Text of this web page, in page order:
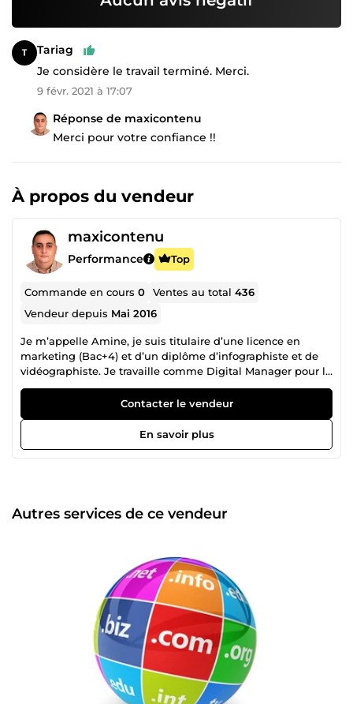
Tariag
Je considère le travail terminé. Merci.
9 févr. 2021 à 17:07
Réponse de maxicontenu
Merci pour votre confiance !!
À propos du vendeur
maxicontenu
Performance Top
Commande en cours0 Ventes au total436
Vendeur depuis Mai 2016
Je m’appelle Amine, je suis titulaire d’une licence en
marketing (Bac+4) et d’un diplôme d’infographiste et de
vidéographiste. Je travaille comme Digital Manager pour la
société Carrefour. Je vous propose différents services dans
les domaines du marketing, de l’infographie et de la
vidéographie.
Contacter le vendeur
En savoir plus
Autres services de ce vendeur